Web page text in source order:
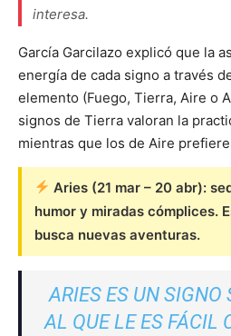
interesa.
García Garcilazo explicó que la
energía de cada signo a través
elemento (Fuego, Tierra, Aire o
signos de Tierra valoran la
mientras que los de Aire
Aries (21 mar – 20 abr):
humor y miradas cómplices.
busca nuevas aventuras.
ARIES ES UN SIGNO
AL QUE LE ES FÁCIL